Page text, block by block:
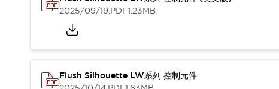
服務據點
2025/09/19.PDF1.23MB
Flush Silhouette LW系列 控制元件